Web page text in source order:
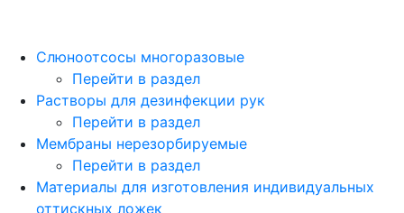
Слюноотсосы многоразовые
Перейти в раздел
Растворы для дезинфекции рук
Перейти в раздел
Мембраны нерезорбируемые
Перейти в раздел
Материалы для изготовления индивидуальных
оттискных ложек